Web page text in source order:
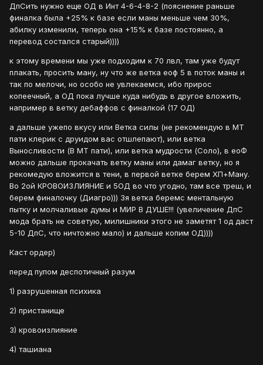
ДпСить нужно еще ОД в Инт 4-6-4-8-2 (пояснение раньше
финалка была +25% к базе если маны меньше чем 30%,
абилку изменили, теперь она +15% к базе постоянно, а
перевод состался старый))))
к этому времени мы уже подходим к 70 лвл, там уже будут
плакать, просить ману, ну что же ветка еоф 5 в поток маны и
так по мелочи, но особо не увлекаемся, ибо прирос
копеечный, а ОД пока лучше куда нибудь в другое вложить,
например в ветку дебаффов с финалкой (17 ОД)
а дальше ужепо вкусу или Ветка силы (не рекомендую в МТ
пати клерик с друидом вас отшлепают), или ветка
Выносливости (В МТ пати), или ветка мудрости (Соло), в еоФ
можно дальше прокачать ветку маны или дамаг ветку, но я
рекомедую вложится в тени, в первой ветке берем ХП+Ману.
Во 2ой КРОВОИЗЛИЯНИЕ и 5ОД во что угодно, там все треш, и
берем финалочку (Диагро))) 3я ветка беремс ментальную
пытку и молчаливые думы и МИР В ДУШЕ!!! (увеличение ДпС
мода брать не советую, милишники этого не заметят 1 од даст
5-10 ДпС, что ничтожно мало) и дальше копим ОД))))
Каст ордер)
перед пулом деспотичный разум
1) разрушенная психика
2) пристанище
3) кровоизлияние
4) ташиана